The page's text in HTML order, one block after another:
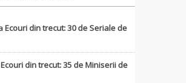
Ecouri din trecut: 30 de Seriale de
Ecouri din trecut: 35 de Miniserii de